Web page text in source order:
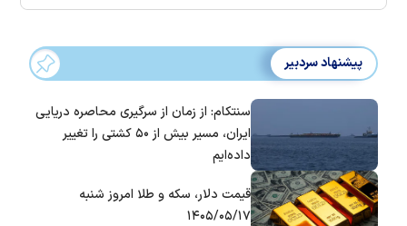
پیشنهاد سردبیر
سنتکام: از زمان از سرگیری محاصره دریایی
ایران، مسیر بیش از ۵۰ کشتی را تغییر
داده‌ایم
قیمت دلار، سکه و طلا امروز شنبه
۱۴۰۵/۰۵/۱۷